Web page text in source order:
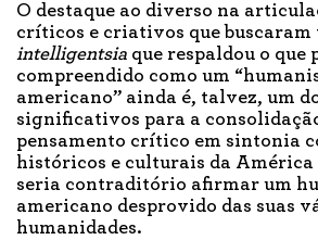
O destaque ao diverso na
críticos e criativos que
intelligentsia que respaldou o que
compreendido como um
americano” ainda é, talvez, um
significativos para a
pensamento crítico em sintonia
históricos e culturais da América
seria contraditório afirmar um
americano desprovido das suas
humanidades.